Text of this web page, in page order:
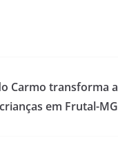
Carmo transforma a
em Frutal-MG